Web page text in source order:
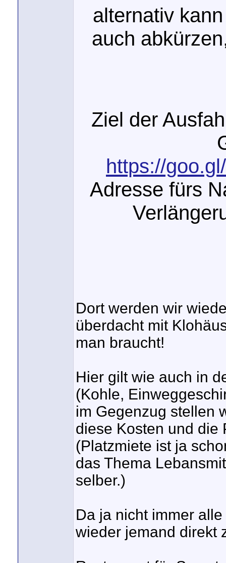
alternativ
auch
Ziel der
https://
Adresse fürs
Dort werden wir
überdacht mit
man braucht!
Hier gilt wie auch in
(Kohle,
im Gegenzug stellen
diese Kosten und die
(Platzmiete ist ja
das Thema
selber.)
Da ja nicht immer
wieder jemand direkt